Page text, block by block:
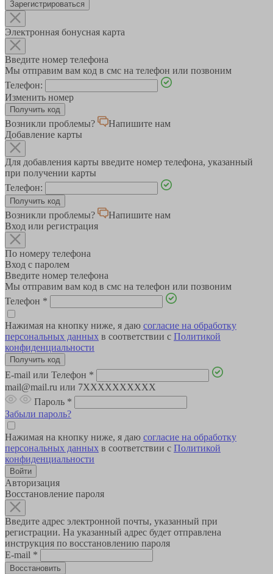
Зарегистрироваться
Электронная бонусная карта
Введите номер телефона
Мы отправим вам код в смс на телефон или позвоним
Телефон:
Изменить номер
Возникли проблемы?
Напишите нам
Добавление карты
Для добавления карты введите номер телефона, указанный
при получении карты
Телефон:
Возникли проблемы?
Напишите нам
Вход или регистрация
По номеру телефона
Вход с паролем
Введите номер телефона
Мы отправим вам код в смс на телефон или позвоним
Телефон *
Нажимая на кнопку ниже, я даю согласие на обработку
персональных данных в соответствии с Политикой
конфиденциальности
E-mail или Телефон *
mail@mail.ru или 7XXXXXXXXXX
Пароль *
Забыли пароль?
Нажимая на кнопку ниже, я даю согласие на обработку
персональных данных в соответствии с Политикой
конфиденциальности
Авторизация
Восстановление пароля
Введите адрес электронной почты, указанный при
регистрации. На указанный адрес будет отправлена
инструкция по восстановлению пароля
E-mail *